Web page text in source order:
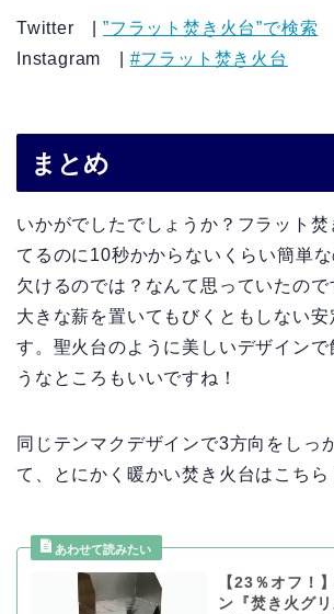
Twitter | ”フラット焚き火台”で検索
Instagram | #フラット焚き火台
まとめ
いかがでしたでしょうか？フラット焚
てるのに10秒かからないくらい簡単
欠けるのでは？なんて思っていたので
大きな薪を置いてもびくともしない安
す。聖火台のように美しいデザインで
うなところもいいですね！
同じテンマクデザインで3方向をしっ
て、とにかく暖かい焚き火台はこちら
【23％オフ！
ン『焚き火グリ